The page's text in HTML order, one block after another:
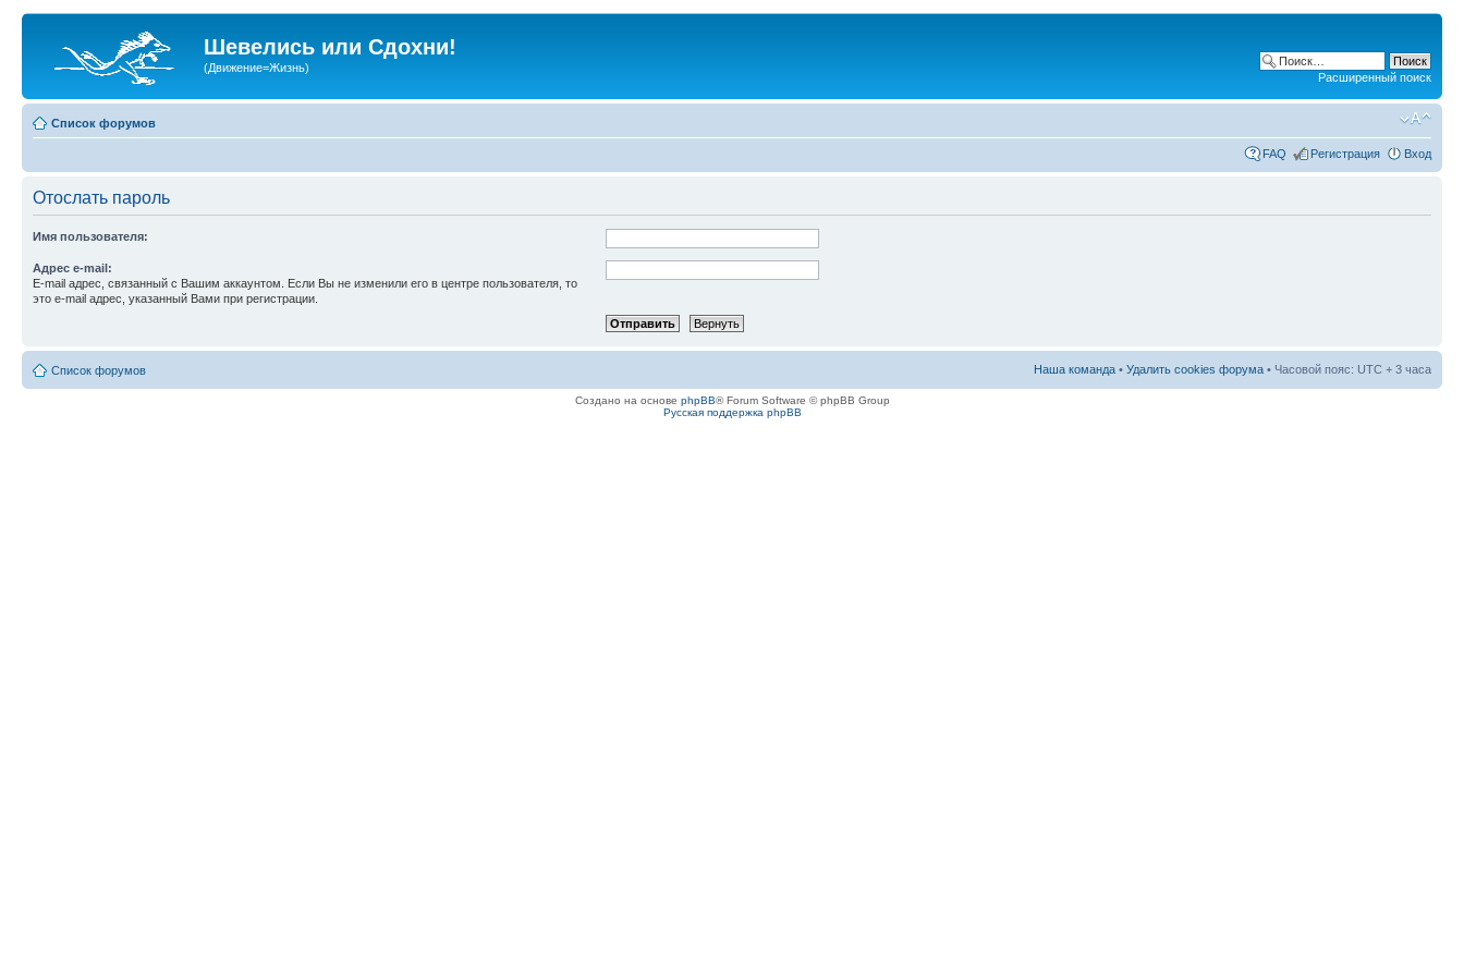
Шевелись или Сдохни!
(Движение=Жизнь)
Расширенный поиск
Список форумов
FAQ Регистрация Вход
Отослать пароль
Имя пользователя:
Адрес e-mail:
E-mail адрес, связанный с Вашим аккаунтом. Если Вы не изменили его в центре пользователя, то
это e-mail адрес, указанный Вами при регистрации.
Список форумов Наша команда • Удалить cookies форума • Часовой пояс: UTC + 3 часа
Создано на основе phpBB® Forum Software © phpBB Group
Русская поддержка phpBB